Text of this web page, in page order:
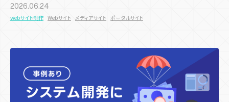
2026.06.24
webサイト制作 Webサイト メディアサイト ポータルサイト